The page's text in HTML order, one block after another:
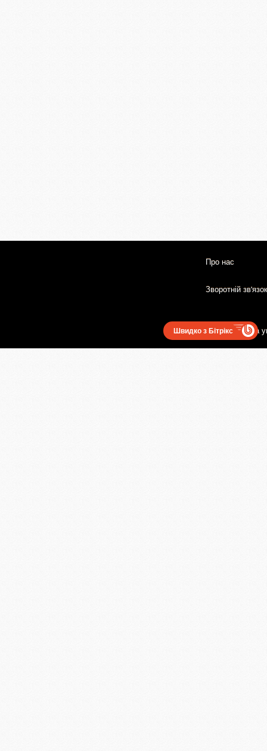
Про нас
Зворотній зв'язок
Користувацька
Швидко з Бітрікс